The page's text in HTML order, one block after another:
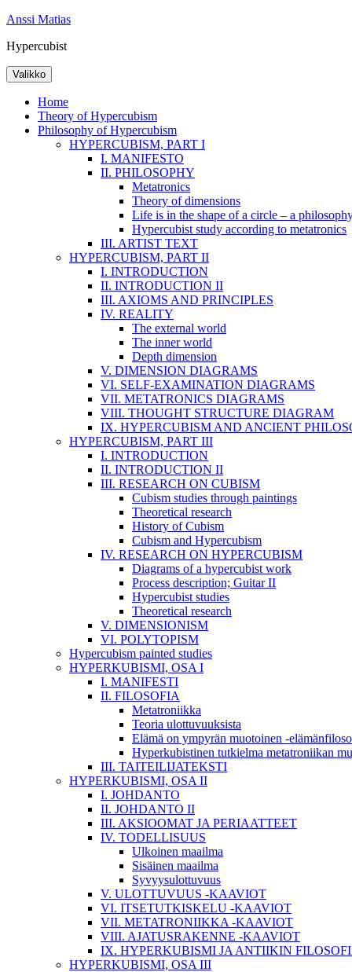
Siirry
Anssi Matias
Hypercubist
Valikko
Home
Theory of Hypercubism
Philosophy of Hypercubism
HYPERCUBISM, PART I
I. MANIFESTO
II. PHILOSOPHY
Metatronics
Theory of dimensions
Life is in the shape of a circle – a
Hypercubist study according to metatronics
III. ARTIST TEXT
HYPERCUBISM, PART II
I. INTRODUCTION
II. INTRODUCTION II
III. AXIOMS AND PRINCIPLES
IV. REALITY
The external world
The inner world
Depth dimension
V. DIMENSION DIAGRAMS
VI. SELF-EXAMINATION DIAGRAMS
VII. METATRONICS DIAGRAMS
VIII. THOUGHT STRUCTURE DIAGRAM
IX. HYPERCUBISM AND ANCIENT
HYPERCUBISM, PART III
I. INTRODUCTION
II. INTRODUCTION II
III. RESEARCH ON CUBISM
Cubism studies through paintings
Theoretical research
History of Cubism
Cubism and Hypercubism
IV. RESEARCH ON HYPERCUBISM
Diagrams of a hypercubist work
Process description; Guitar II
Hypercubist studies
Theoretical research
V. DIMENSIONISM
VI. POLYTOPISM
Hypercubism painted studies
HYPERKUBISMI, OSA I
I. MANIFESTI
II. FILOSOFIA
Metatroniikka
Teoria ulottuvuuksista
Elämä on ympyrän muotoinen -
Hyperkubistinen tutkielma metatroniikan
III. TAITEILIJATEKSTI
HYPERKUBISMI, OSA II
I. JOHDANTO
II. JOHDANTO II
III. AKSIOOMAT JA PERIAATTEET
IV. TODELLISUUS
Ulkoinen maailma
Sisäinen maailma
Syvyysulottuvuus
V. ULOTTUVUUS -KAAVIOT
VI. ITSETUTKISKELU -KAAVIOT
VII. METATRONIIKKA -KAAVIOT
VIII. AJATUSRAKENNE -KAAVIOT
IX. HYPERKUBISMI JA ANTIIKIN
HYPERKUBISMI, OSA III